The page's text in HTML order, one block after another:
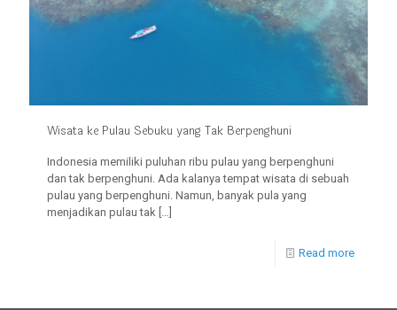
Wisata ke Pulau Sebuku yang Tak Berpenghuni
Indonesia memiliki puluhan ribu pulau yang berpenghuni
dan tak berpenghuni. Ada kalanya tempat wisata di sebuah
pulau yang berpenghuni. Namun, banyak pula yang
menjadikan pulau tak […]
Read more